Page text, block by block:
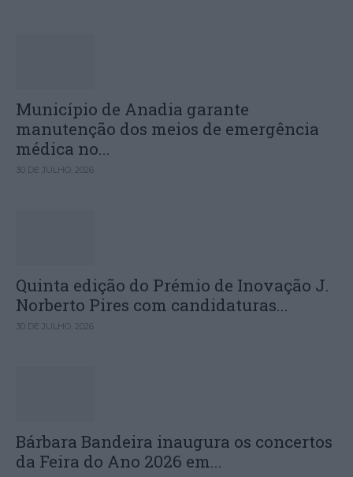
Município de Anadia garante
manutenção dos meios de emergência
médica no...
30 DE JULHO, 2026
Quinta edição do Prémio de Inovação J.
Norberto Pires com candidaturas...
30 DE JULHO, 2026
Bárbara Bandeira inaugura os concertos
da Feira do Ano 2026 em...